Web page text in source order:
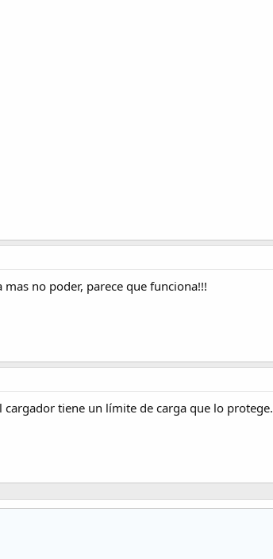
no poder, parece que funciona!!!
tiene un límite de carga que lo protege.